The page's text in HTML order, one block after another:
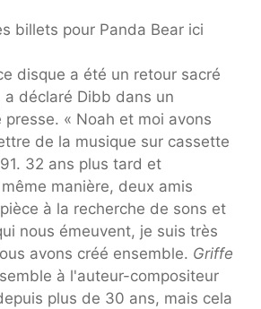
billets pour Panda Bear ici
disque a été un retour sacré
a déclaré Dibb dans un
presse. « Noah et moi avons
de la musique sur cassette
32 ans plus tard et
manière, deux amis
à la recherche de sons et
nous émeuvent, je suis très
avons créé ensemble. Griffe
à l'auteur-compositeur
plus de 30 ans, mais cela